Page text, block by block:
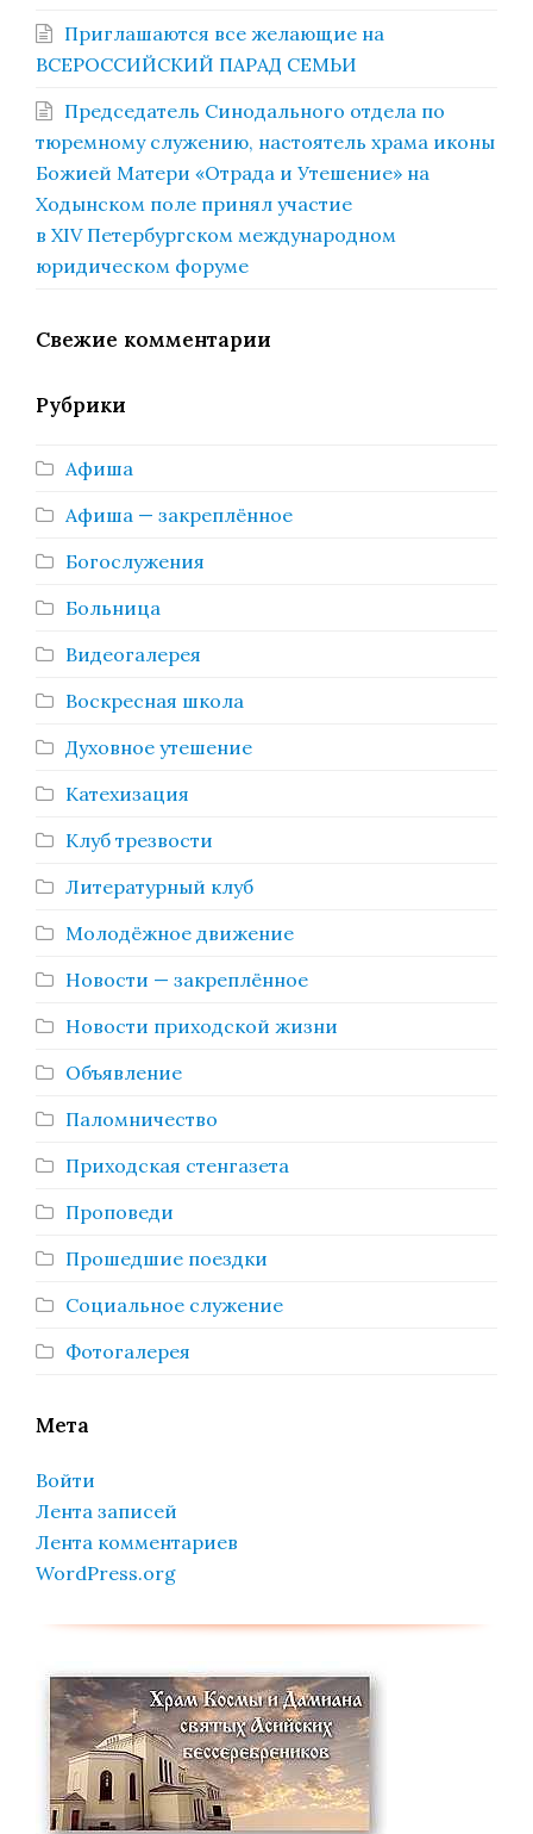
Приглашаются все желающие на
ВСЕРОССИЙСКИЙ ПАРАД СЕМЬИ
Председатель Синодального отдела по
тюремному служению, настоятель храма иконы
Божией Матери «Отрада и Утешение» на
Ходынском поле принял участие
в XIV Петербургском международном
юридическом форуме
Свежие комментарии
Рубрики
Афиша
Афиша — закреплённое
Богослужения
Больница
Видеогалерея
Воскресная школа
Духовное утешение
Катехизация
Клуб трезвости
Литературный клуб
Молодёжное движение
Новости — закреплённое
Новости приходской жизни
Объявление
Паломничество
Приходская стенгазета
Проповеди
Прошедшие поездки
Социальное служение
Фотогалерея
Мета
Войти
Лента записей
Лента комментариев
WordPress.org